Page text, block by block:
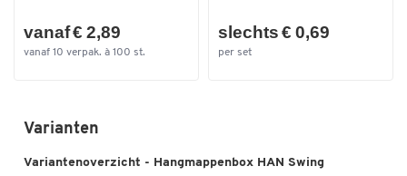
vanaf € 2,89
vanaf 10 verpak. à 100 st.
slechts € 0,69
per set
Varianten
Variantenoverzicht - Hangmappenbox HAN Swing